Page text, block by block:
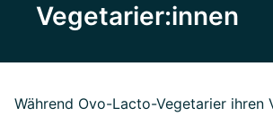
Vegetarier:innen
Während Ovo-Lacto-Vegetarier ihren